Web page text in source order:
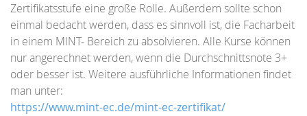
Zertifikatsstufe eine große Rolle. Außerdem sollte schon
einmal bedacht werden, dass es sinnvoll ist, die Facharbeit
in einem MINT- Bereich zu absolvieren. Alle Kurse können
nur angerechnet werden, wenn die Durchschnittsnote 3+
oder besser ist. Weitere ausführliche Informationen findet
man unter:
https://www.mint-ec.de/mint-ec-zertifikat/